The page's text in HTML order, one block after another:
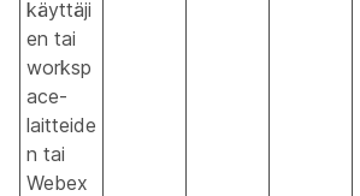
käyttäji
en tai
worksp
ace-
laitteide
n tai
Webex